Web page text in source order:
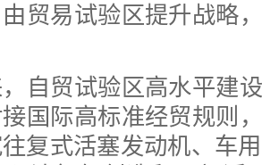
贸易试验区提升战略
贸试验区高水平建设
国际高标准经贸规则
往复式活塞发动机、车